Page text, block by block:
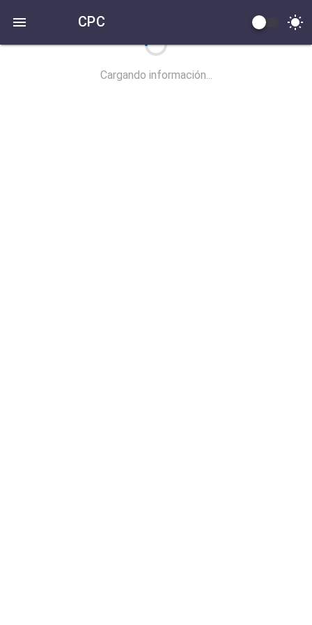
CPC
Cargando información...